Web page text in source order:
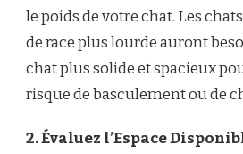
le poids de votre chat. Les
de race plus lourde auront
chat plus solide et spacieux
risque de basculement ou de
2. Évaluez l’Espace